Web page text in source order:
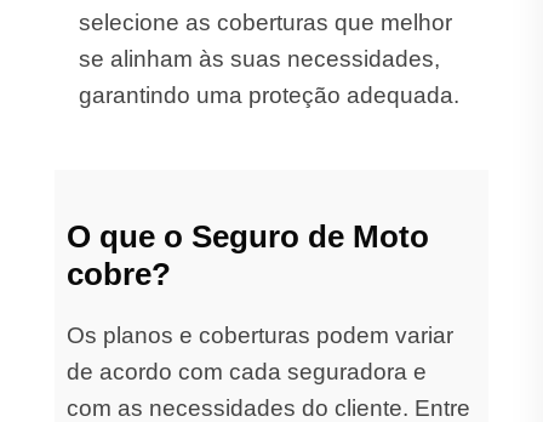
selecione as coberturas que melhor
se alinham às suas necessidades,
garantindo uma proteção adequada.
O que o Seguro de Moto
cobre?
Os planos e coberturas podem variar
de acordo com cada seguradora e
com as necessidades do cliente. Entre